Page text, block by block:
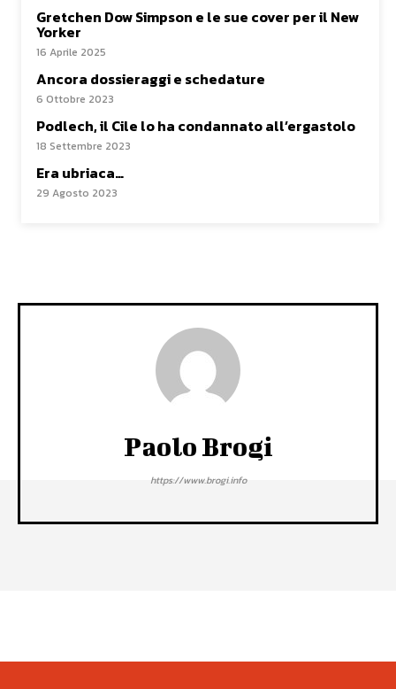
Gretchen Dow Simpson e le sue cover per il New
Yorker
16 Aprile 2025
Ancora dossieraggi e schedature
6 Ottobre 2023
Podlech, il Cile lo ha condannato all’ergastolo
18 Settembre 2023
Era ubriaca…
29 Agosto 2023
Paolo Brogi
https://www.brogi.info